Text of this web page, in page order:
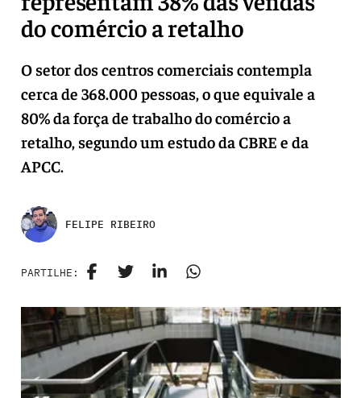
do comércio a retalho
O setor dos centros comerciais contempla
cerca de 368.000 pessoas, o que equivale a
80% da força de trabalho do comércio a
retalho, segundo um estudo da CBRE e da
APCC.
FELIPE RIBEIRO
PARTILHE: